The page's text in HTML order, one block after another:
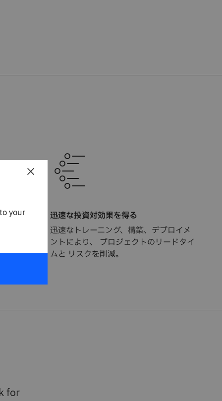
迅速な投資対効果を得る
迅速なトレーニング、構築、デプロイメ
ントにより、 プロジェクトのリードタイ
ムと リスクを削減。
for
×
your